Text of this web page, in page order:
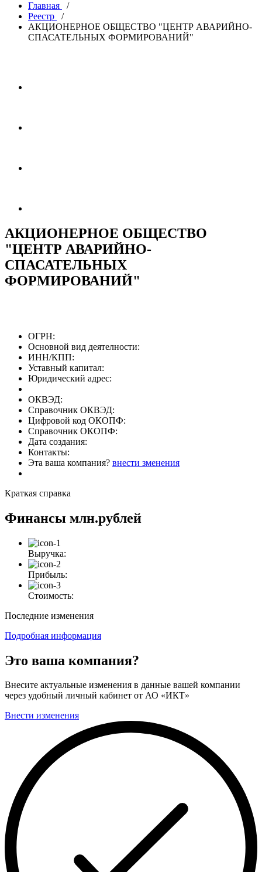
Главная
/
Реестр
/
АКЦИОНЕРНОЕ ОБЩЕСТВО "ЦЕНТР АВАРИЙНО-
СПАСАТЕЛЬНЫХ ФОРМИРОВАНИЙ"
АКЦИОНЕРНОЕ ОБЩЕСТВО
"ЦЕНТР АВАРИЙНО-
СПАСАТЕЛЬНЫХ
ФОРМИРОВАНИЙ"
ОГРН:
Основной вид деятелности:
ИНН/КПП:
Уставный капитал:
Юридический адрес:
ОКВЭД:
Справочник ОКВЭД:
Цифровой код ОКОПФ:
Справочник ОКОПФ:
Дата создания:
Контакты:
Эта ваша компания? внести зменения
Краткая справка
Финансы млн.рублей
Выручка:
Прибыль:
Стоимость:
Последние изменения
Подробная информация
Это ваша компания?
Внесите актуальные изменения в данные вашей компании
через удобный личный кабинет от АО «ИКТ»
Внести изменения